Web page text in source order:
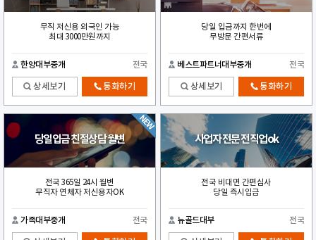
무직 저신용 외국인 가능
최대 3000만원까지
한양대부중개 전국
상세보기 통화하기
당일 입금까지 한번에
무방문 간편서류
베스트파트너대부중개 전국
상세보기 통화하기
당일입금 친절상담 월변
전국 365일 24시 월변
무직자 연체자 저신용자OK
가족대부중개 전국
사업자 전문 전직업ok
전국 비대면 간편심사
당일 즉시입금
뉴골드대부 전국